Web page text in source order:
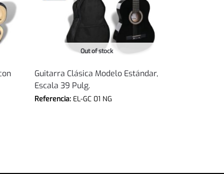
Out of stock
Guitarra Clásica Modelo Estándar,
Escala 39 Pulg.
Referencia: EL-GC 01 NG